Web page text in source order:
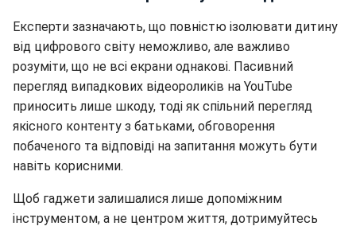
Експерти зазначають, що повністю ізолювати дитину
від цифрового світу неможливо, але важливо
розуміти, що не всі екрани однакові. Пасивний
перегляд випадкових відеороликів на YouTube
приносить лише шкоду, тоді як спільний перегляд
якісного контенту з батьками, обговорення
побаченого та відповіді на запитання можуть бути
навіть корисними.
Щоб гаджети залишалися лише допоміжним
інструментом, а не центром життя, дотримуйтесь